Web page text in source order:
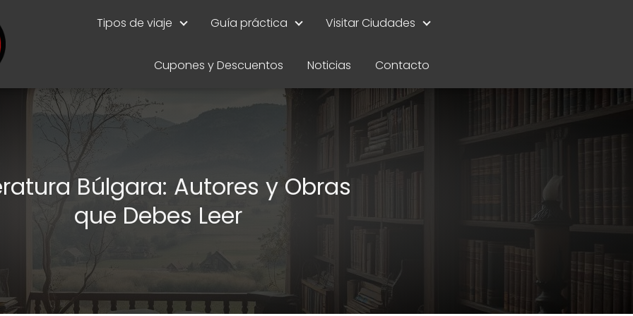
Tipos de viaje Guía práctica Visitar Ciudades
Cupones y Descuentos Noticias Contacto
Búlgara: Autores y Obras
que Debes Leer